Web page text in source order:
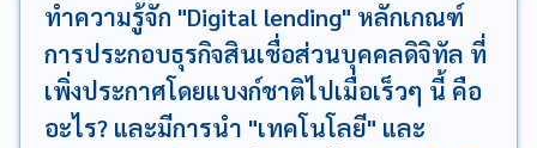
ทำความรู้จัก "Digital lending" หลักเกณฑ์
การประกอบธุรกิจสินเชื่อส่วนบุคคลดิจิทัล ที่
เพิ่งประกาศโดยแบงก์ชาติไปเมื่อเร็วๆ นี้ คือ
อะไร? และมีการนำ "เทคโนโลยี" และ